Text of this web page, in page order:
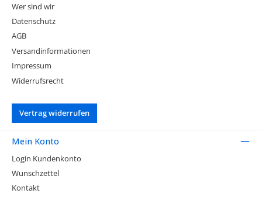
Wer sind wir
Datenschutz
AGB
Versandinformationen
Impressum
Widerrufsrecht
Vertrag widerrufen
Mein Konto
Login Kundenkonto
Wunschzettel
Kontakt